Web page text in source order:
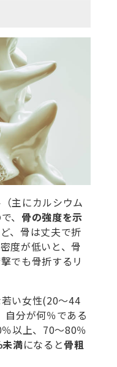
主にカルシウム
、 骨の強度を示
、骨は丈夫で折
度が低いと、骨
でも骨折するリ
い女性(20～44
自分が何％である
以上、70～80％
満になると骨粗